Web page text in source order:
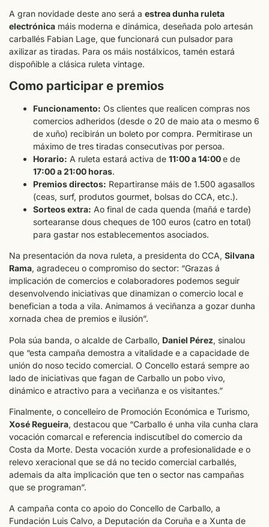
A gran novidade deste ano será a estrea dunha ruleta
electrónica máis moderna e dinámica, deseñada polo artesán
carballés Fabian Lage, que funcionará cun pulsador para
axilizar as tiradas. Para os máis nostálxicos, tamén estará
dispoñible a clásica ruleta vintage.
Como participar e premios
Funcionamento: Os clientes que realicen compras nos
comercios adheridos (desde o 20 de maio ata o mesmo 6
de xuño) recibirán un boleto por compra. Permitirase un
máximo de tres tiradas consecutivas por persoa.
Horario: A ruleta estará activa de 11:00 a 14:00e de
17:00 a 21:00 horas.
Premios directos: Repartiranse máis de 1.500 agasallos
(ceas, surf, produtos gourmet, bolsas do CCA, etc.).
Sorteos extra: Ao final de cada quenda (mañá e tarde)
sortearanse dous cheques de 100 euros (catro en total)
para gastar nos establecementos asociados.
Na presentación da nova ruleta, a presidenta do CCA, Silvana
Rama, agradeceu o compromiso do sector: “Grazas á
implicación de comercios e colaboradores podemos seguir
desenvolvendo iniciativas que dinamizan o comercio local e
benefician a toda a vila. Animamos á veciñanza a gozar dunha
xornada chea de premios e ilusión”.
Pola súa banda, o alcalde de Carballo, Daniel Pérez, sinalou
que “esta campaña demostra a vitalidade e a capacidade de
unión do noso tecido comercial. O Concello estará sempre ao
lado de iniciativas que fagan de Carballo un pobo vivo,
dinámico e atractivo para a veciñanza e os visitantes.”
Finalmente, o concelleiro de Promoción Económica e Turismo,
Xosé Regueira, destacou que “Carballo é unha vila cunha clara
vocación comarcal e referencia indiscutíbel do comercio da
Costa da Morte. Desta vocación xurde a profesionalidade e o
relevo xeracional que se dá no tecido comercial carballés,
ademais da alta implicación que ten o sector nas campañas
que se programan”.
A campaña conta co apoio do Concello de Carballo, a
Fundación Luis Calvo, a Deputación da Coruña e a Xunta de